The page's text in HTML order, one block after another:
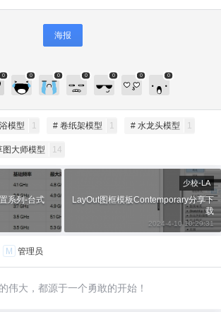
海报
0 0 0 0 0 0 0
模型 1 # 卷纸架模型 1 # 水龙头模型 1
图大师模型 14
给SketchUp小编打赏
5 元 10 元
付费内容
¥
系列-台式
少校-LA
LayOut图框模板Contemporary分享下
载
2024-4-10 10:29:31
M 管理员
伟大，都源于一个勇敢的开始！
限发布内容，请购买会员或者提升权
6位以上